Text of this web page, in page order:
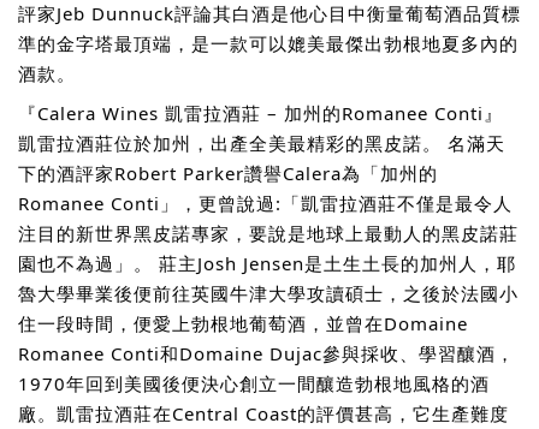
評家Jeb Dunnuck評論其白酒是他心目中衡量葡萄酒品質標
準的金字塔最頂端，是一款可以媲美最傑出勃根地夏多內的
酒款。
『Calera Wines 凱雷拉酒莊 – 加州的Romanee Conti』
凱雷拉酒莊位於加州，出產全美最精彩的黑皮諾。 名滿天
下的酒評家Robert Parker讚譽Calera為「加州的
Romanee Conti」，更曾說過:「凱雷拉酒莊不僅是最令人
注目的新世界黑皮諾專家，要說是地球上最動人的黑皮諾莊
園也不為過」。 莊主Josh Jensen是土生土長的加州人，耶
魯大學畢業後便前往英國牛津大學攻讀碩士，之後於法國小
住一段時間，便愛上勃根地葡萄酒，並曾在Domaine
Romanee Conti和Domaine Dujac參與採收、學習釀酒，
1970年回到美國後便決心創立一間釀造勃根地風格的酒
廠。凱雷拉酒莊在Central Coast的評價甚高，它生產難度